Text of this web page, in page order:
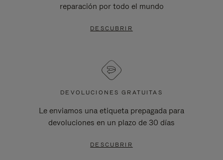
reparación por todo el mundo
DESCUBRIR
DEVOLUCIONES GRATUITAS
Le enviamos una etiqueta prepagada para
devoluciones en un plazo de 30 días
DESCUBRIR